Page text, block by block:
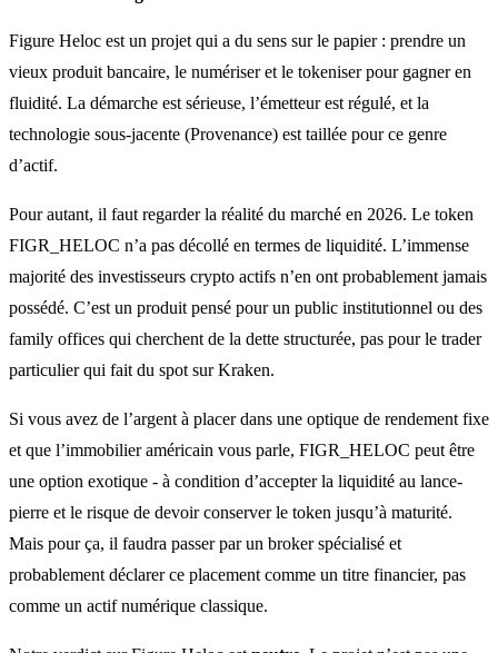
Figure Heloc est un projet qui a du sens sur le papier : prendre un
vieux produit bancaire, le numériser et le tokeniser pour gagner en
fluidité. La démarche est sérieuse, l’émetteur est régulé, et la
technologie sous-jacente (Provenance) est taillée pour ce genre
d’actif.
Pour autant, il faut regarder la réalité du marché en 2026. Le token
FIGR_HELOC n’a pas décollé en termes de liquidité. L’immense
majorité des investisseurs crypto actifs n’en ont probablement jamais
possédé. C’est un produit pensé pour un public institutionnel ou des
family offices qui cherchent de la dette structurée, pas pour le trader
particulier qui fait du spot sur Kraken.
Si vous avez de l’argent à placer dans une optique de rendement fixe
et que l’immobilier américain vous parle, FIGR_HELOC peut être
une option exotique - à condition d’accepter la liquidité au lance-
pierre et le risque de devoir conserver le token jusqu’à maturité.
Mais pour ça, il faudra passer par un broker spécialisé et
probablement déclarer ce placement comme un titre financier, pas
comme un actif numérique classique.